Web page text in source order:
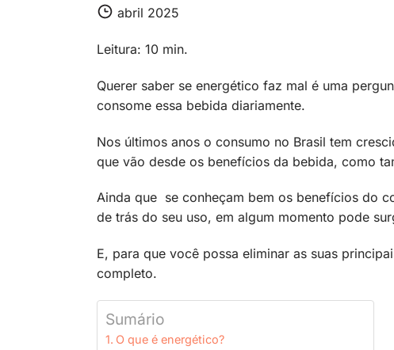
abril 2025
Leitura: 10 min.
Querer saber se energético faz mal é uma
consome essa bebida diariamente.
Nos últimos anos o consumo no Brasil tem
que vão desde os benefícios da bebida, como
Ainda que se conheçam bem os benefícios do
de trás do seu uso, em algum momento pode
E, para que você possa eliminar as suas
completo.
Sumário
O que é energético?